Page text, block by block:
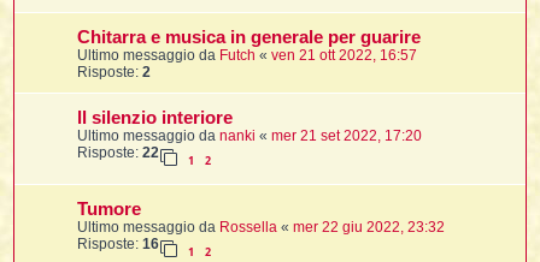
Chitarra e musica in generale per guarire
Ultimo messaggio da Futch «ven 21 ott 2022, 16:57
Risposte:2
ll silenzio interiore
Ultimo messaggio dananki «mer 21 set 2022, 17:20
Risposte:22 1 2
Tumore
Ultimo messaggio da Rossella «mer 22 giu 2022, 23:32
Risposte:16 1 2